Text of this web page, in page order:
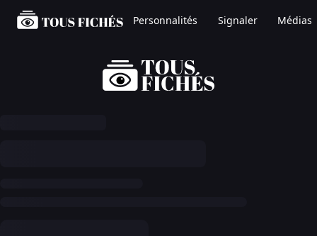
Personnalités Signaler Médias